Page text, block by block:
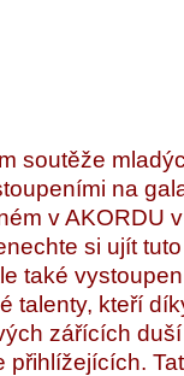
soutěže
na
v AKORDU
si ujít
také
talenty, kteří
zářících
přihlížejících.